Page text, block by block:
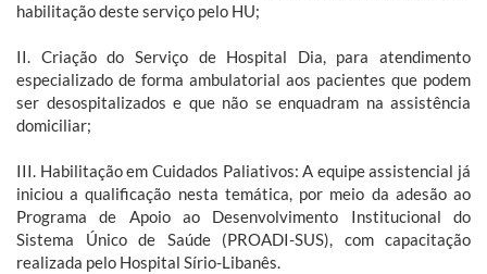
habilitação deste serviço pelo HU;
II. Criação do Serviço de Hospital Dia, para atendimento
especializado de forma ambulatorial aos pacientes que podem
ser desospitalizados e que não se enquadram na assistência
domiciliar;
III. Habilitação em Cuidados Paliativos: A equipe assistencial já
iniciou a qualificação nesta temática, por meio da adesão ao
Programa de Apoio ao Desenvolvimento Institucional do
Sistema Único de Saúde (PROADI-SUS), com capacitação
realizada pelo Hospital Sírio-Libanês.